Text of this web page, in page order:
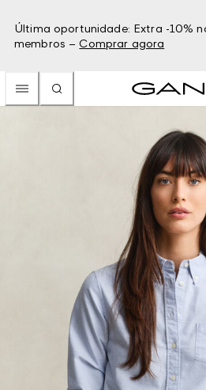
Última oportunidade: Extra -10%
membros – Comprar agora